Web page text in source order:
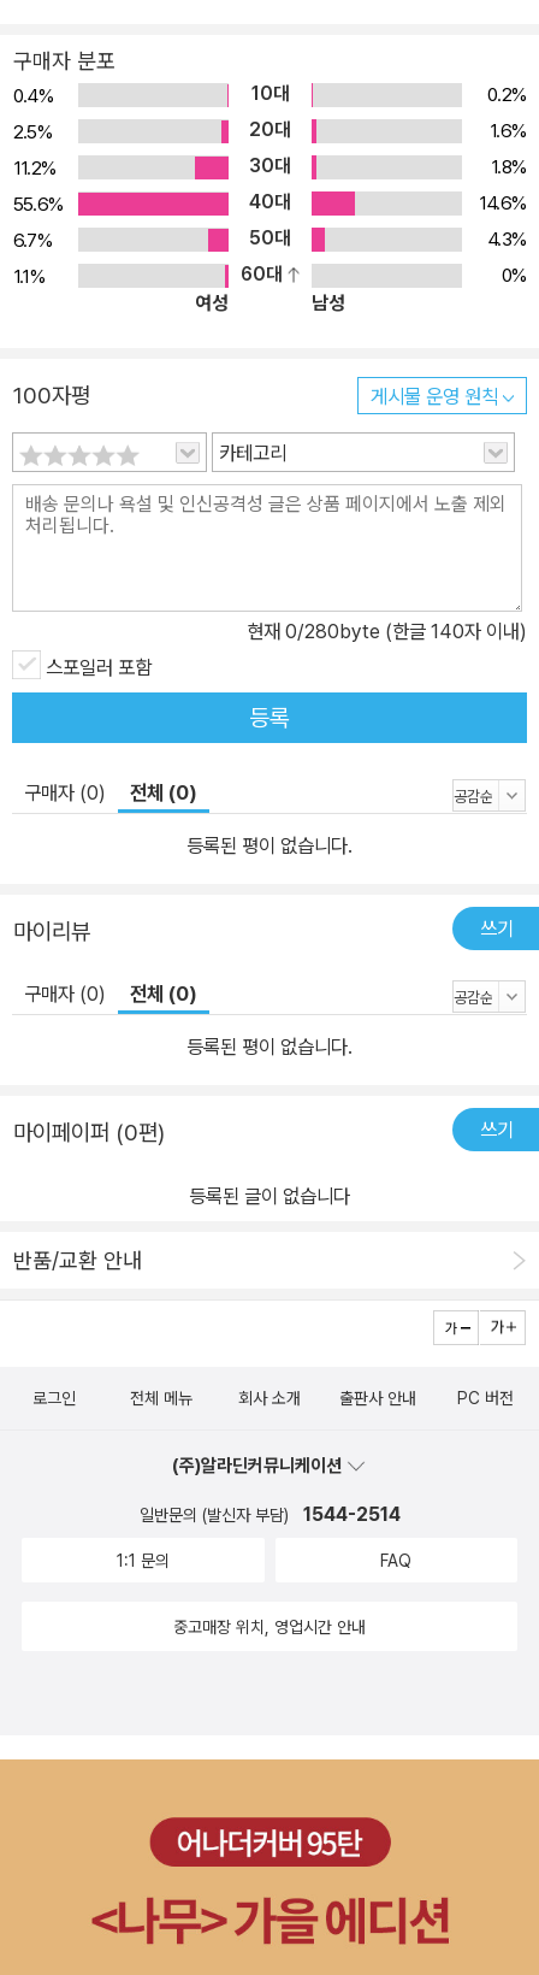
품 전체를 관통하는 서사의 개연성과 완결성은 마지막 편이 출간된
이후에나 파악할 수밖에 없었다. 그러다 보니 작가가 어느 장면에 복
선을 깔아 두었고, 어느 장면이 작가가 창조한 세계관을 이해하는 중
요한 역할을 하는지 의미를 파악하며 번역하기에는 한계가 있었다.
이 《해리 포터》 시리즈에는 J.K. 롤링이 작품 속에 이룩해놓은 문학
적 성취가 완벽하게 구현되어 있다. 복선과 반전을 선사하는 문학적
장치들을 보다 정교하고 세련되게 다듬었으며, 인물들 사이의 관계나
그들의 숨겨진 비밀 그리고 성격이 도드라지는 말투의 미세한 뉘앙스
까지 점검했다. 《해리 포터》의 세계에 처음 발을 들여놓는 독자는 물
도 높은 만족과 감동을 선사할 것이다. ‘해리 포터 키즈’가 완벽하게
구현한 J.K. 롤링의 마법 세계! 우리 시대에 가장 사랑받는 ‘21세기의
고전’을 고전답게 재해석하다! 출간된 지 20년이 지났어도 《해리 포
터》 시리즈가 전 세계에서 끊임없이 사랑을 받는 이유는 무엇일까?
그것은 매혹적이고 환상적인 이야기로 남녀노소의 구분 없이 오랫동
행을 이끄는 데 비해 《해리 포터》는 유례를 찾아볼 수 없을 만큼 특정
층에 국한되지 않고 책을 좋아하는 대다수 독자층의 지지를 얻고 있
다. 이러한 현상이 20년 동안 지속되다 보니, 청소년 시절 《해리 포
터》를 경험했던 1세대들이 부모 세대가 되어 자녀에게 소개시켜주면
해 새롭게 번역 작업을 한 강동혁 역자 또한 중학생 시절 《해리 포터》
에 흠뻑 빠져든 ‘해리 포터 키즈’였다. 그는 독서의 즐거움에 그치지
않고 직접 포털사이트에 ‘호그와트 마법학교’라는 카페를 만들어 ‘해
영어영문학과에 진학해서는 제프리 초서나 셰익스피어 같은 영문학
에서 큰 비중을 차지하는 작가들의 작품과 《해리 포터》 시리즈를 친
구들과 비교·분석하기도 했다. 한편으로 그는 성인이 되어 원서를 접
하게 되면서 독자 입장에서 아쉬움을 느끼기도 했다. 사실 20년 전만
해도 ‘판타지’는 국내 문학시장에서는 전문적인 장르로 인정받지 못
포터》는 더더욱 ‘어린이들이 읽는 책’이라는 공고한 선입견을 떼어 낼
수 없었다. 그 때문에 기존 번역본에서는 몰입감과 가독성을 높여 주
는 장점을 살렸지만, 주된 독자층인 청소년에 맞춰 번역 과정에서 어
전’이 된 만큼, 이번 시리즈는 작가의 은유와 비유적인 표현은 물론 의
존 번역본에서 순화된 표현이나 미묘한 뉘앙스의 차이 또한 꼼꼼하게
해리 포터를 처음 만나는 어린 세대가 20년이 지나 성인의 눈높이에
만끽할 수 있도록 고전의 깊이로 담아냈다.
구매자 분포
0.4% 10대
0.2%
2.5%
20대
1.6%
11.2%
30대
1.8%
55.6%
40대
14.6%
6.7%
50대
4.3%
1.1%
60대
0%
여성
남성
100자평 게시물 운영 원칙
카테고리
현재 0/280byte (한글 140자 이내)
스포일러 포함
등록
구매자 (0) 전체 (0)
등록된 평이 없습니다.
마이리뷰 쓰기
구매자 (0) 전체 (0)
등록된 평이 없습니다.
마이페이퍼 (0편) 쓰기
등록된 글이 없습니다
반품/교환 안내
로그인 전체 메뉴 회사 소개 출판사 안내 PC 버전
(주)알라딘커뮤니케이션
일반문의 (발신자 부담) 1544-2514
1:1 문의 FAQ
중고매장 위치, 영업시간 안내